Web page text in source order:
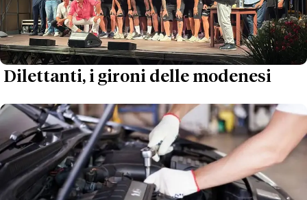
Dilettanti, i gironi delle modenesi